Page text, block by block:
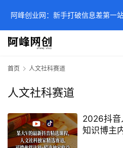
首页 人文社科赛道
人文社科赛道
2026抖音
知识博主
阿峰创业网：新手打破信息差第一